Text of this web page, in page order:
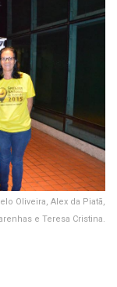
Oliveira, Alex da Piatã,
e Teresa Cristina.